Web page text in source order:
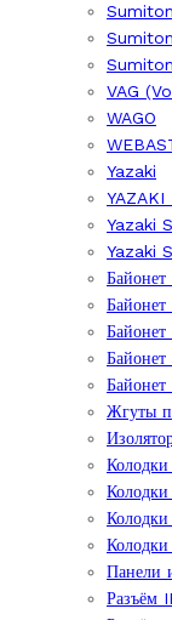
VAG
WAGO
Yazaki
YAZAKI
Yazaki
Yazaki
Жгуты
Колодки
Колодки
Панели
Разъём